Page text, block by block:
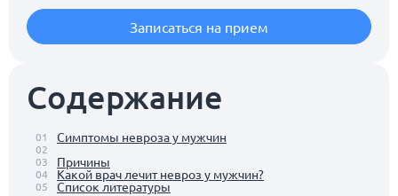
Содержание
01 Симптомы невроза у мужчин
02
03
Причины
04 Какой врач лечит невроз у мужчин?
05 Список литературы
Записаться на прием